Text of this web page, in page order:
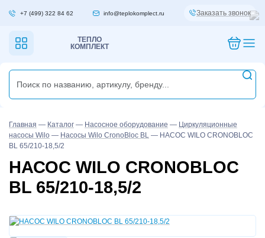
+7 (499) 322 84 62 info@teplokomplect.ru Заказать звонок
ТЕПЛО
КОМПЛЕКТ
Главная — Каталог — Насосное оборудование — Циркуляционные
насосы Wilo — Насосы Wilo CronoBloc BL — НАСОС WILO CRONOBLOC
BL 65/210-18,5/2
НАСОС WILO CRONOBLOC
BL 65/210-18,5/2